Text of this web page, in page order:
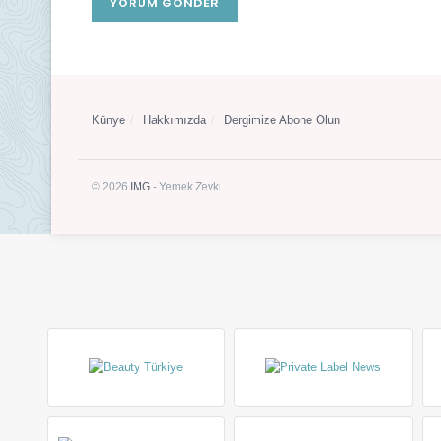
Künye Hakkımızda Dergimize Abone Olun
© 2026 IMG - Yemek Zevki